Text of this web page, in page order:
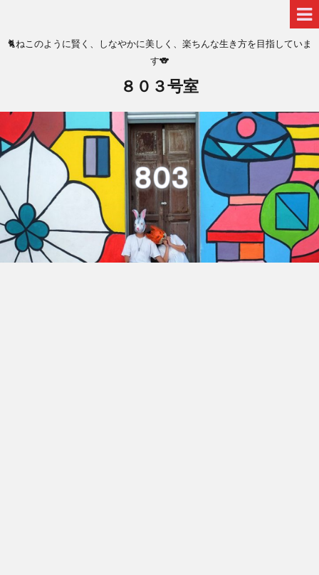
🐈ねこのように賢く、しなやかに美しく、楽ちんな生き方を目指していま
す🐨
８０３号室